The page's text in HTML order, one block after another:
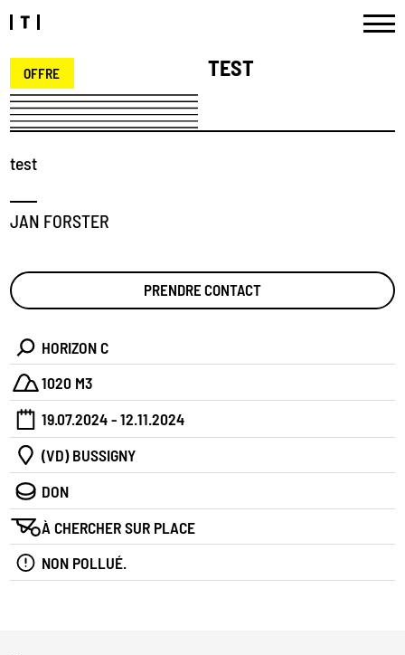
OFFRE TEST
test
JAN FORSTER
PRENDRE CONTACT
HORIZON C
1020 M3
19.07.2024 - 12.11.2024
(VD) BUSSIGNY
DON
À CHERCHER SUR PLACE
NON POLLUÉ.